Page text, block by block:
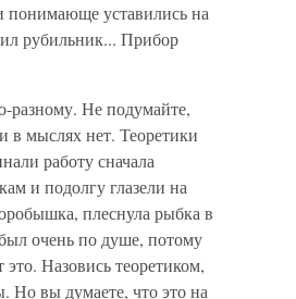
понимающе уставились на
рубильник... Прибор
разному. Не подумайте,
в мыслях нет. Теоретики
работу сначала
и подолгу глазели на
плеснула рыбка в
очень по душе, потому
Назовись теоретиком,
Но вы думаете, что это на